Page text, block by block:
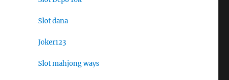
Slot dana
Joker123
Slot mahjong ways